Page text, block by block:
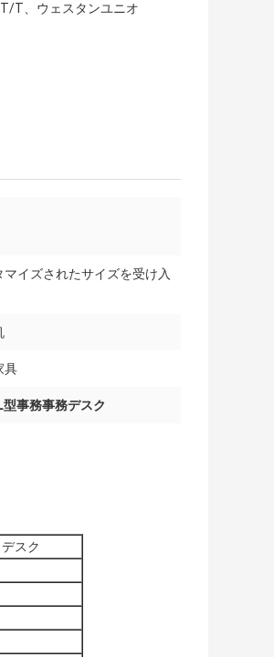
T、ウェスタンユニオ
マイズされたサイズを受け入
具
L型事務事務デスク
スク